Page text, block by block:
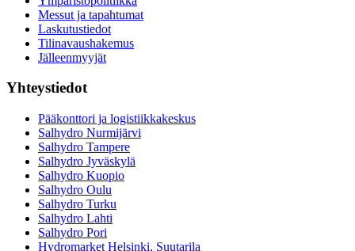
Messut ja tapahtumat
Laskutustiedot
Tilinavaushakemus
Jälleenmyyjät
Yhteystiedot
Pääkonttori ja logistiikkakeskus
Salhydro Nurmijärvi
Salhydro Tampere
Salhydro Jyväskylä
Salhydro Kuopio
Salhydro Oulu
Salhydro Turku
Salhydro Lahti
Salhydro Pori
Hydromarket Helsinki, Suutarila